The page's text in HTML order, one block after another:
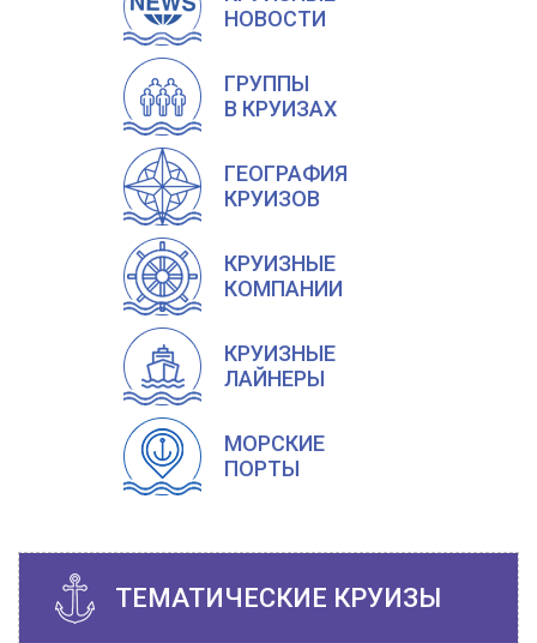
НОВОСТИ
ГРУППЫ
В КРУИЗАХ
ГЕОГРАФИЯ
КРУИЗОВ
КРУИЗНЫЕ
КОМПАНИИ
КРУИЗНЫЕ
ЛАЙНЕРЫ
МОРСКИЕ
ПОРТЫ
ТЕМАТИЧЕСКИЕ КРУИЗЫ